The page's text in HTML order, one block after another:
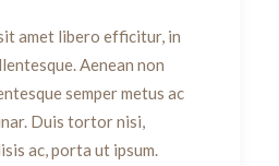
amet libero efficitur, in
Aenean non
semper metus ac
Duis tortor nisi,
ac, porta ut ipsum.